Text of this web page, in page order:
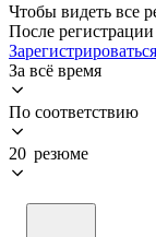
Чтобы видеть все
После
Зарегистрироваться
За всё время
По соответствию
20 резюме